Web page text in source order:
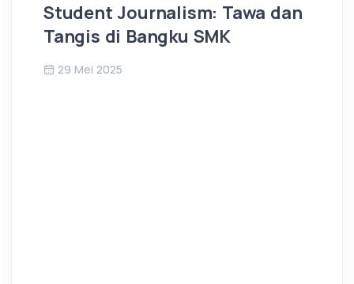
Student Journalism: Tawa dan
Tangis di Bangku SMK
29 Mei 2025